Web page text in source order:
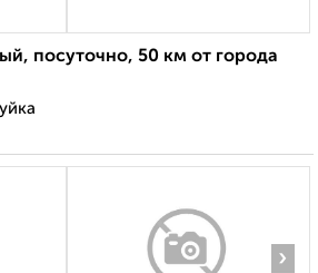
посуточно, 50 км от города
›